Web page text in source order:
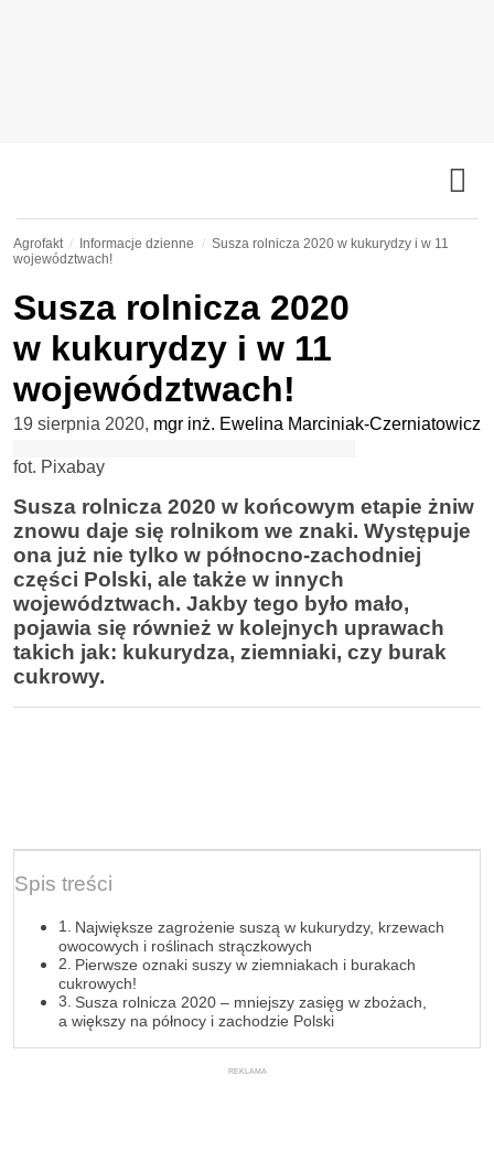
Agrofakt Informacje dzienne
Susza rolnicza 2020 w kukurydzy i w 11
województwach!
Susza rolnicza 2020
w kukurydzy i w 11
województwach!
19 sierpnia 2020, mgr inż. Ewelina Marciniak-Czerniatowicz
fot. Pixabay
Susza rolnicza 2020 w końcowym etapie żniw
znowu daje się rolnikom we znaki. Występuje
ona już nie tylko w północno-zachodniej
części Polski, ale także w innych
województwach. Jakby tego było mało,
pojawia się również w kolejnych uprawach
takich jak: kukurydza, ziemniaki, czy burak
cukrowy.
Spis treści
Największe zagrożenie suszą w kukurydzy, krzewach
owocowych i roślinach strączkowych
Pierwsze oznaki suszy w ziemniakach i burakach
cukrowych!
Susza rolnicza 2020 – mniejszy zasięg w zbożach,
a większy na północy i zachodzie Polski
REKLAMA